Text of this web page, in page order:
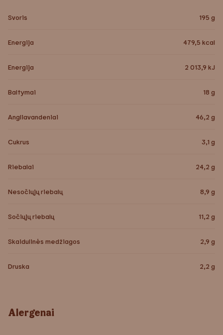
Svoris 195 g
Energija 479,5 kcal
Energija 2 013,9 kJ
Baltymai 18 g
Angliavandeniai 46,2 g
Cukrus 3,1 g
Riebalai 24,2 g
Nesočiųjų riebalų 8,9 g
Sočiųjų riebalų 11,2 g
Skaidulinės medžiagos 2,9 g
Druska 2,2 g
Alergenai